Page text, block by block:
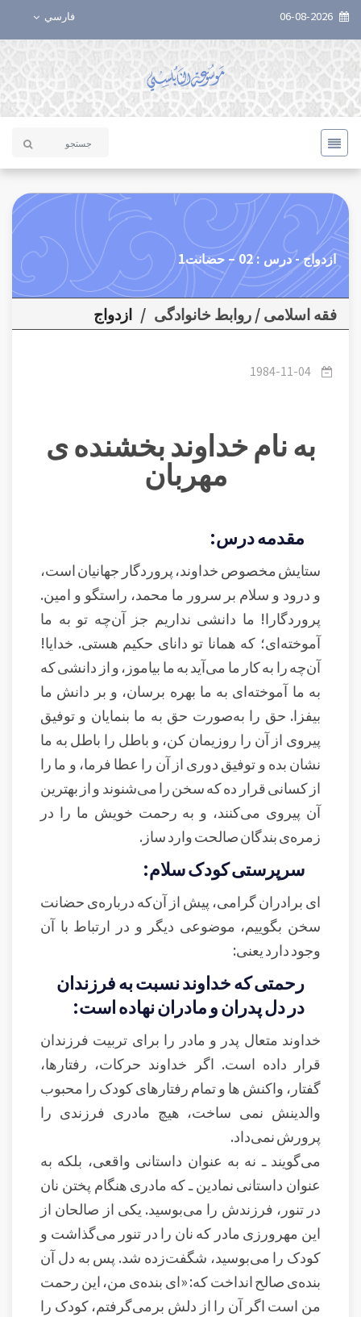
فارسي
ازدواج - درس : 02 – حضانت1
فقه اسلامی / روابط خانوادگی / ازدواج
1984-11-04
به نام خداوند بخشنده ی
مهربان
مقدمه درس:
ستایش مخصوص خداوند، پروردگار جهانیان است،
و درود و سلام بر سرور ما محمد، راستگو و امین.
پروردگارا! ما دانشی نداریم جز آن‌چه تو به ما
آموخته‌ای؛ که همانا تو دانای حکیم هستی. خدایا!
آن‌چه را به کار ما می‌آید به ما بیاموز، و از دانشی که
به ما آموخته‌ای به ما بهره برسان، و بر دانش ما
بیفزا. حق را به‌صورت حق به ما بنمایان و توفیق
پیروی از آن را روزیمان کن، و باطل را باطل به ما
نشان بده و توفیق دوری از آن را عطا فرما، و ما را
از کسانی قرار ده که سخن را می‌شنوند و از بهترین
آن پیروی می‌کنند، و به رحمت خویش ما را در
زمره‌ی بندگان صالحت وارد ساز.
سرپرستی كودک سلام:
ای برادران گرامی، پیش از آن‌که درباره‌ی حضانت
سخن بگوییم، موضوعی دیگر و در ارتباط با آن
وجود دارد یعنی:
رحمتی که خداوند نسبت به فرزندان
در دل پدران و مادران نهاده است:
خداوند متعال پدر و مادر را برای تربیت فرزندان
قرار داده است. اگر خداوند حرکات، رفتارها،
گفتار، واکنش ها و تمام رفتارهای کودک را محبوب
والدینش نمی ساخت، هیچ مادری فرزندی را
پرورش نمی‌داد.
می‌گویند ـ نه به عنوان داستانی واقعی، بلکه به
عنوان داستانی نمادین ـ که مادری هنگام پختن نان
در تنور، فرزندش را می‌بوسید. یکی از صالحان از
این مهرورزی مادر که نان را در تنور می‌گذاشت و
کودک را می‌بوسید، شگفت‌زده شد. پس به دل آن
بنده‌ی صالح انداخت که: «ای بنده‌ی من، این رحمت
من است اگر آن را از دلش برمی‌گرفتم، کودک را